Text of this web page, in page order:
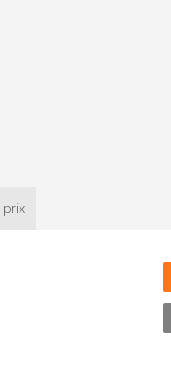
prix